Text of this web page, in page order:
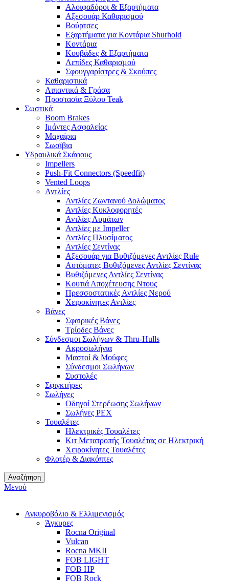
Αλοιφαδόροι & Εξαρτήματα
Αξεσουάρ Καθαρισμού
Βούρτσες
Εξαρτήματα για Κοντάρια Shurhold
Κοντάρια
Κουβάδες & Εξαρτήματα
Λεπίδες Καθαρισμού
Σφουγγαρίστρες & Σκούπες
Καθαριστικά
Λιπαντικά & Γράσα
Προστασία Ξύλου Teak
Σωστικά
Boom Brakes
Ιμάντες Ασφαλείας
Μαχαίρια
Σωσίβια
Υδραυλικά Σκάφους
Impellers
Push-Fit Connectors (Speedfit)
Vented Loops
Αντλίες
Αντλίες Ζωντανού Δολώματος
Αντλίες Κυκλοφορητές
Αντλίες Λυμάτων
Αντλίες με Impeller
Αντλίες Πλυσίματος
Αντλίες Σεντίνας
Αξεσουάρ για Βυθιζόμενες Αντλίες Rule
Αυτόματες Βυθιζόμενες Αντλίες Σεντίνας
Βυθιζόμενες Αντλίες Σεντίνας
Κουτιά Αποχέτευσης Ντους
Πρεσσοστατικές Αντλίες Νερού
Χειροκίνητες Αντλίες
Βάνες
Σφαιρικές Βάνες
Τρίοδες Βάνες
Σύνδεσμοι Σωλήνων & Thru-Hulls
Ακροσωλήνια
Μαστοί & Μούφες
Σύνδεσμοι Σωλήνων
Συστολές
Σφιγκτήρες
Σωλήνες
Οδηγοί Στερέωσης Σωλήνων
Σωλήνες PEX
Τουαλέτες
Ηλεκτρικές Τουαλέτες
Κιτ Μετατροπής Τουαλέτας σε Ηλεκτρική
Χειροκίνητες Τουαλέτες
Φλοτέρ & Διακόπτες
Αναζήτηση
Μενού
Αγκυροβόλιο & Ελλιμενισμός
Άγκυρες
Rocna Original
Vulcan
Rocna MKII
FOB LIGHT
FOB HP
FOB Rock